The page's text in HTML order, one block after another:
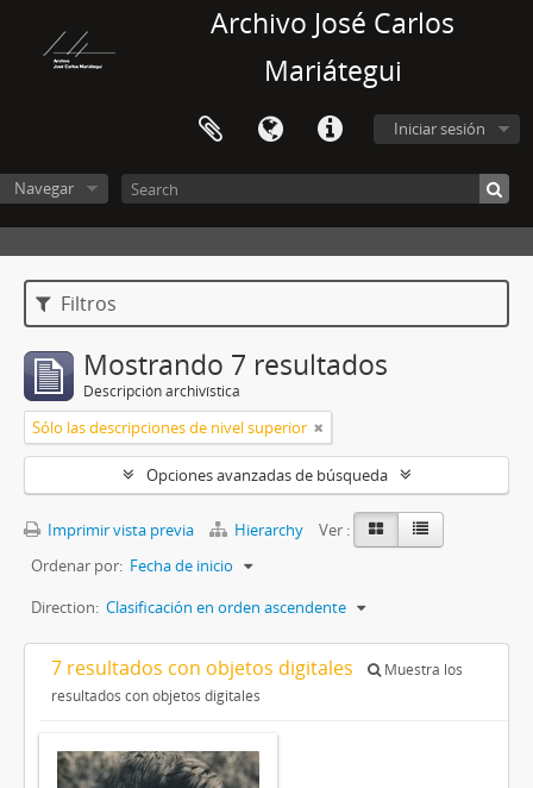
Archivo José Carlos
Mariátegui
Iniciar sesión
Navegar
Filtros
Mostrando 7 resultados
Descripción archivística
Sólo las descripciones de nivel superior
Opciones avanzadas de búsqueda
Imprimir vista previa Hierarchy
Ver :
Ordenar por: Fecha de inicio
Direction: Clasificación en orden ascendente
7 resultados con objetos digitales
Muestra los
resultados con objetos digitales